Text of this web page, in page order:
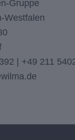
Gruppe
Westfalen
| +49 211